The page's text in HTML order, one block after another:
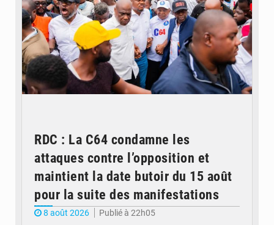
RDC : La C64 condamne les
attaques contre l’opposition et
maintient la date butoir du 15 août
pour la suite des manifestations
8 août 2026
Publié à 22h05